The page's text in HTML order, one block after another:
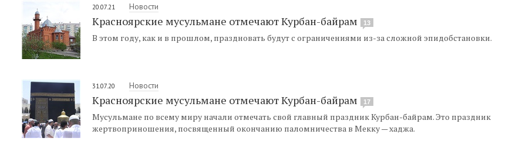
20.07.21 Новости
Красноярские мусульмане отмечают Курбан-байрам 13
В этом году, как и в прошлом, праздновать будут с ограничениями из-за сложной эпидобстановки.
31.07.20 Новости
Красноярские мусульмане отмечают Курбан-байрам 17
Мусульмане по всему миру начали отмечать свой главный праздник Курбан-байрам. Это праздник
жертвоприношения, посвященный окончанию паломничества в Мекку — хаджа.